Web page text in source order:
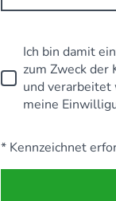
Ich bin damit
zum Zweck der
und verarbeitet
meine
* Kennzeichnet